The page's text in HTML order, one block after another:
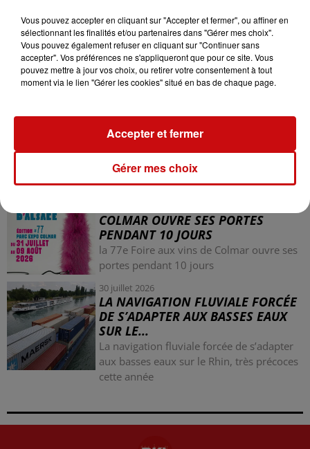
LES AUTRES ACTUALITÉS
31 juillet 2026
PRISON AVEC SURSIS...
Mulhouse : un homme condamné à trois
mois de prison avec sursis pour un salut
nazi
COLMAR OUVRE SES PORTES
PENDANT 10 JOURS
la 77e Foire aux vins de Colmar ouvre ses
portes pendant 10 jours
30 juillet 2026
LA NAVIGATION FLUVIALE FORCÉE
DE S’ADAPTER AUX BASSES EAUX
SUR LE...
La navigation fluviale forcée de s’adapter
aux basses eaux sur le Rhin, très précoces
cette année
Vous pouvez accepter en cliquant sur "Accepter et fermer", ou affiner en
sélectionnant les finalités et/ou partenaires dans "Gérer mes choix".
Vous pouvez également refuser en cliquant sur "Continuer sans
accepter". Vos préférences ne s'appliqueront que pour ce site. Vous
pouvez mettre à jour vos choix, ou retirer votre consentement à tout
moment via le lien "Gérer les cookies" situé en bas de chaque page.
Gérer mes choix
Accepter et fermer